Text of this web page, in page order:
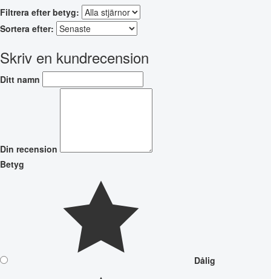
Filtrera efter betyg:
Sortera efter:
Skriv en kundrecension
Ditt namn
Din recension
Betyg
Dålig